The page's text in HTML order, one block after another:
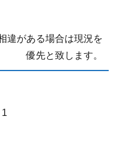
違がある場合は現況を
優先と致します。